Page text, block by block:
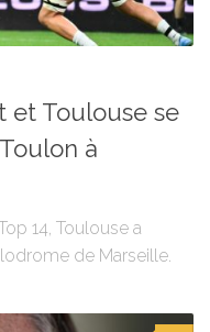
et Toulouse se
à
14, Toulouse a
de Marseille.